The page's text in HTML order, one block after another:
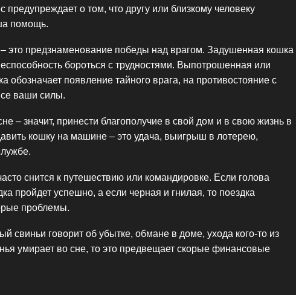
предупреждает о том, что другу или близкому человеку
помощь.
это предзнаменование победы над врагом. Задушенная кошка
бороться с трудностями. Выпотрошенная или
обозначает появление тайного врага, на противостояние с
ваши силы.
– значит, принести благополучие в свой дом и в свою жизнь в
кошку на машине – это удача, выигрыш в лотерею,
снится к путешествию или командировке. Если голова
пройдет успешно, а если черная и гнилая, то поездка
проблемы.
свиньи говорит об убытке, обмане в доме, ухода кого-то из
умирает во сне, то это предвещает скорые финансовые